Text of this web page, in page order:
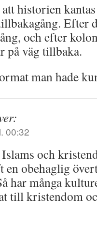
historien
Efter
och efter
på väg tillbaka.
man hade
00:32
och
en obehaglig
har många
till kristendom